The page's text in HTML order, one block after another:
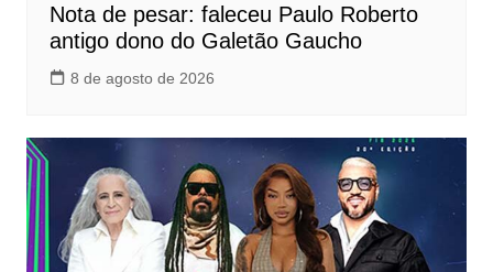
Nota de pesar: faleceu Paulo Roberto
antigo dono do Galetão Gaucho
8 de agosto de 2026